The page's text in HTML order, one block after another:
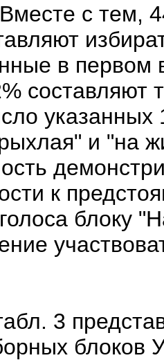
Вместе с тем,
в первом
составляют
указанных
и "на
к
блоку
3
блоков